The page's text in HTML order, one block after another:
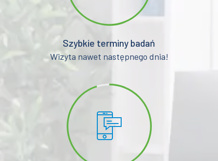
Szybkie terminy badań
Wizyta nawet następnego dnia!